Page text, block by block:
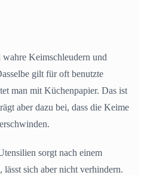
Keimschleudern und
gilt für oft benutzte
man mit Küchenpapier. Das ist
aber dazu bei, dass die Keime
sorgt nach einem
sich aber nicht verhindern.